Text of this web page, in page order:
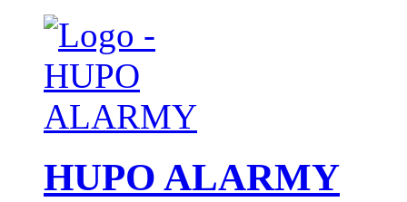
HUPO ALARMY